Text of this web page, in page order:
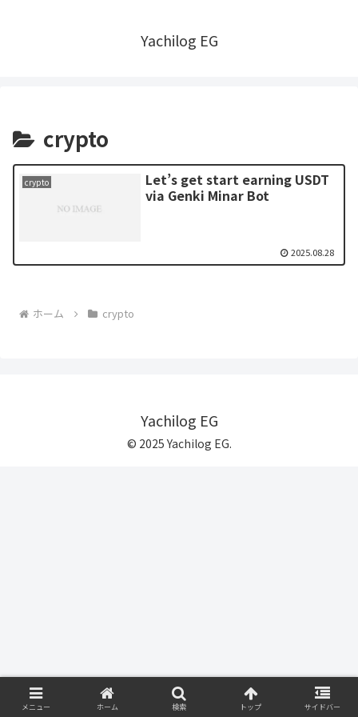
Yachilog EG
crypto
crypto
Let’s get start earning USDT
via Genki Minar Bot
2025.08.28
ホーム crypto
Yachilog EG
© 2025 Yachilog EG.
メニュー ホーム 検索 トップ サイドバー